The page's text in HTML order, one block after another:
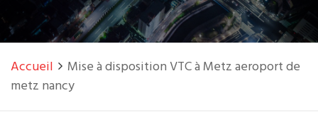
Accueil
Mise à disposition VTC à Metz aeroport de
metz nancy